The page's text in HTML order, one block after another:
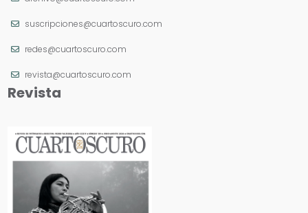
suscripciones@cuartoscuro.com
redes@cuartoscuro.com
revista@cuartoscuro.com
Revista